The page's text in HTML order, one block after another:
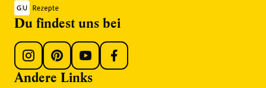
Du findest uns bei
Andere Links